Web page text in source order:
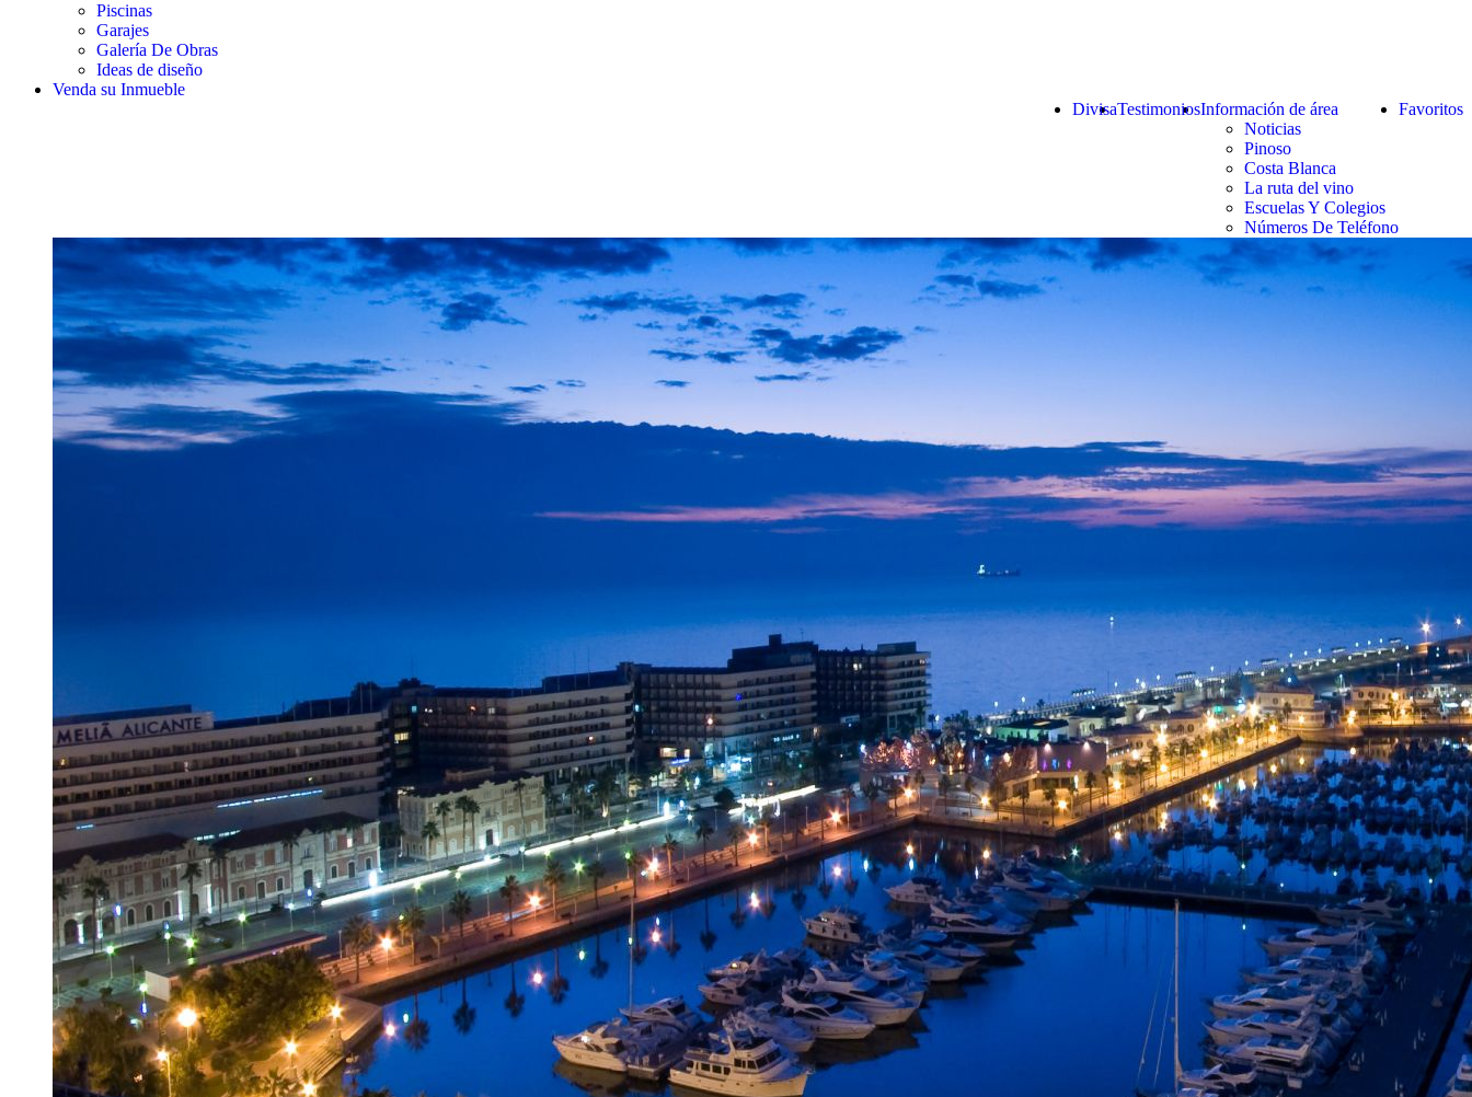
Piscinas
Garajes
Galería De Obras
Ideas de diseño
Venda su Inmueble
Favoritos
Información de área
Noticias
Pinoso
Costa Blanca
La ruta del vino
Escuelas Y Colegios
Números De Teléfono
Testimonios
Divisa